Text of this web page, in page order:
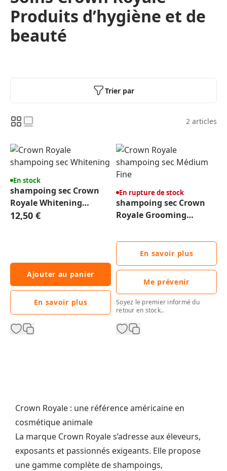
Produits d’hygiène et de
beauté
Trier par
2 articles
En stock
shampoing sec Crown
Royale Whitening
Powder 450 G tous poils
12,50 €
Ajouter au panier
En savoir plus
En rupture de stock
shampoing sec Crown
Royale Grooming
450g poils durs
En savoir plus
Me prévenir
Soyez le premier informé du
retour en stock..
Crown Royale : une référence américaine en
cosmétique animale
La marque Crown Royale s’adresse aux éleveurs,
exposants et passionnés exigeants. Elle propose
une gamme complète de shampoings,